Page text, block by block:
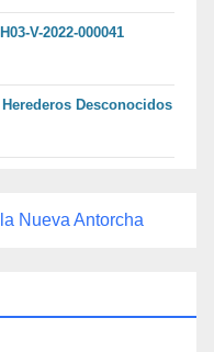
V-2022-000041
Herederos Desconocidos